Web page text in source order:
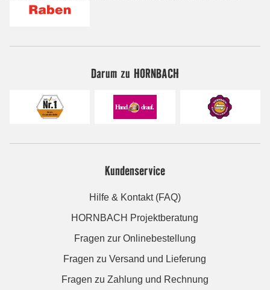
Darum zu HORNBACH
Kundenservice
Hilfe & Kontakt (FAQ)
HORNBACH Projektberatung
Fragen zur Onlinebestellung
Fragen zu Versand und Lieferung
Fragen zu Zahlung und Rechnung